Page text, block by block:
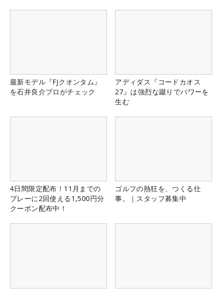
最新モデル『FJクオンタム』
を石井良介プロがチェック
アディダス『コードカオス
27』は強烈な蹴りでパワーを
生む
4日間限定配布！11月までの
プレーに2回使える1,500円分
クーポン配布中！
ゴルフの熱狂を、つくる仕
事。｜スタッフ募集中